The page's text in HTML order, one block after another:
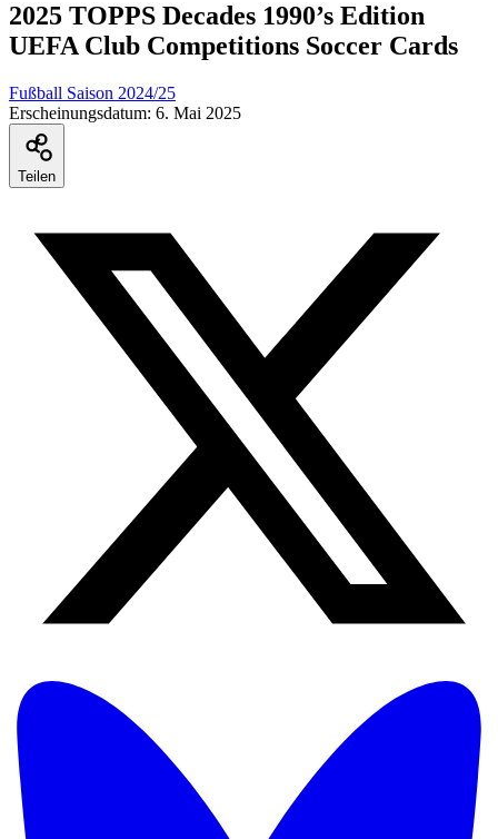
2025 TOPPS Decades 1990’s Edition
UEFA Club Competitions Soccer Cards
Fußball Saison 2024/25
Erscheinungsdatum: 6. Mai 2025
Teilen